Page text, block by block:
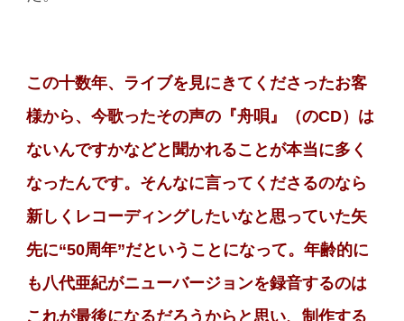
この十数年、ライブを見にきてくださったお客
様から、今歌ったその声の『舟唄』（のCD）は
ないんですかなどと聞かれることが本当に多く
なったんです。そんなに言ってくださるのなら
新しくレコーディングしたいなと思っていた矢
先に“50周年”だということになって。年齢的に
も八代亜紀がニューバージョンを録音するのは
これが最後になるだろうからと思い、制作する